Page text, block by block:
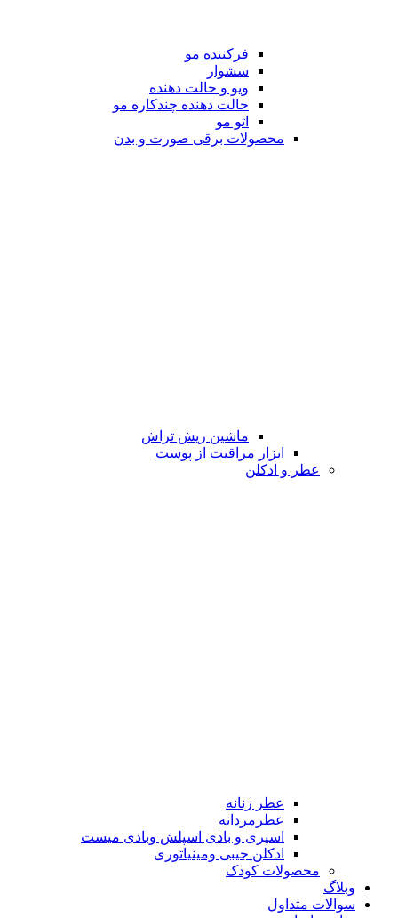
فرکننده مو
سشوار
ویو و حالت دهنده
حالت دهنده چندکاره مو
اتو مو
محصولات برقی صورت و بدن
ماشین ریش تراش
ابزار مراقبت از پوست
عطر و ادکلن
عطر زنانه
عطرمردانه
اسپری و بادی اسپلش وبادی میست
ادکلن جیبی ومینیاتوری
محصولات کودک
وبلاگ
سوالات متداول